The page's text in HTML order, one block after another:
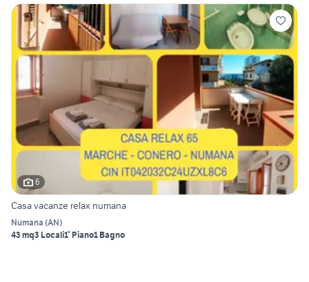
6
Casa vacanze relax numana
Numana (AN)
43 mq3 Locali1° Piano1 Bagno